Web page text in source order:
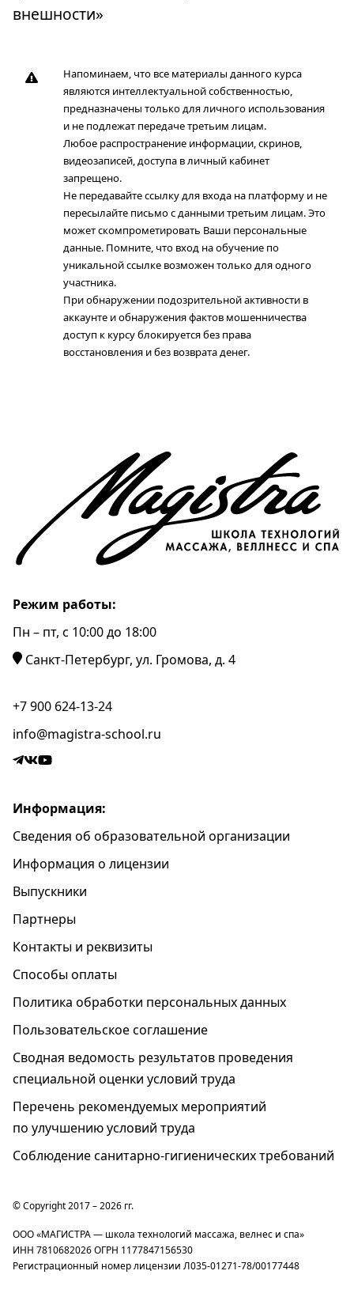
внешности»
Напоминаем, что все материалы данного курса
являются интеллектуальной собственностью,
предназначены только для личного использования
и не подлежат передаче третьим лицам.
Любое распространение информации, скринов,
видеозаписей, доступа в личный кабинет
запрещено.
Не передавайте ссылку для входа на платформу и не
пересылайте письмо с данными третьим лицам. Это
может скомпрометировать Ваши персональные
данные. Помните, что вход на обучение по
уникальной ссылке возможен только для одного
участника.
При обнаружении подозрительной активности в
аккаунте и обнаружения фактов мошенничества
доступ к курсу блокируется без права
восстановления и без возврата денег.
Режим работы:
Пн – пт, c 10:00 до 18:00
Санкт-Петербург, ул. Громова, д. 4
+7 900 624-13-24
info@magistra-school.ru
Информация:
Сведения об образовательной организации
Информация о лицензии
Выпускники
Партнеры
Контакты и реквизиты
Способы оплаты
Политика обработки персональных данных
Пользовательское соглашение
Cводная ведомость результатов проведения
специальной оценки условий труда
Перечень рекомендуемых мероприятий
по улучшению условий труда
Соблюдение санитарно-гигиенических требований
© Copyright 2017 – 2026 гг.
ООО «МАГИСТРА — школа технологий массажа, велнес и спа»
ИНН 7810682026 ОГРН 1177847156530
Регистрационный номер лицензии Л035-01271-78/00177448